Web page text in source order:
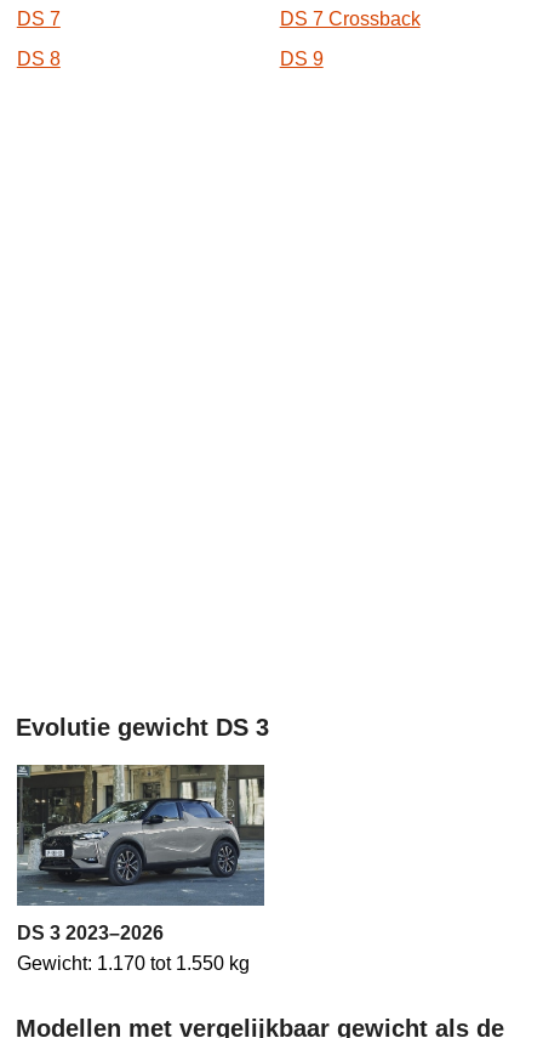
DS 7
DS 7 Crossback
DS 8
DS 9
Evolutie gewicht DS 3
DS 3 2023–2026
Gewicht: 1.170 tot 1.550 kg
Modellen met vergelijkbaar gewicht als de